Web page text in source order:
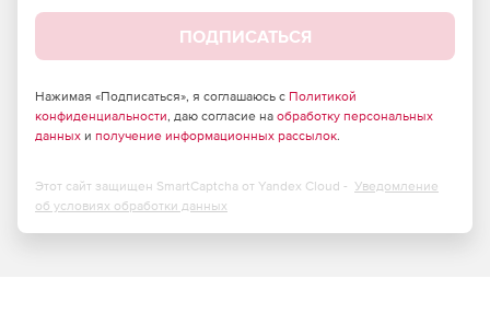
ПОДПИСАТЬСЯ
Нажимая «Подписаться», я соглашаюсь с Политикой
конфиденциальности, даю согласие на обработку персональных
данных и получение информационных рассылок.
Этот сайт защищен SmartCaptcha от Yandex Cloud - Уведомление
об условиях обработки данных